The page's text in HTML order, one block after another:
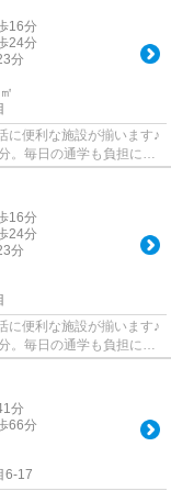
16分
24分
分
に便利な施設が揃います♪
。毎日の通学も負担にな
16分
24分
分
に便利な施設が揃います♪
。毎日の通学も負担にな
分
66分
6-17